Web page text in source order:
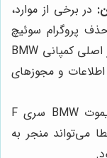
در برخی از موارد،
پروگرام سوئیچ
قدیمی به صورت آنلاین از طریق سرور اصلی کمپانی BMW
و مجوزهای
فرآیند کددهی ریموت BMW سری F
منجر به